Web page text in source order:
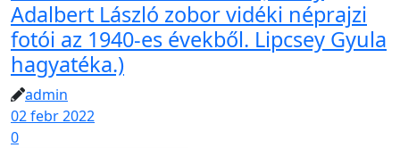
Adalbert László zobor vidéki néprajzi
fotói az 1940-es évekből. Lipcsey Gyula
hagyatéka.)
admin
02 febr 2022
0